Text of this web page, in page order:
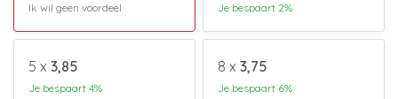
Ik wil geen voordeel Je bespaart 2%
5 x 3,85
Je bespaart 4%
8 x 3,75
Je bespaart 6%